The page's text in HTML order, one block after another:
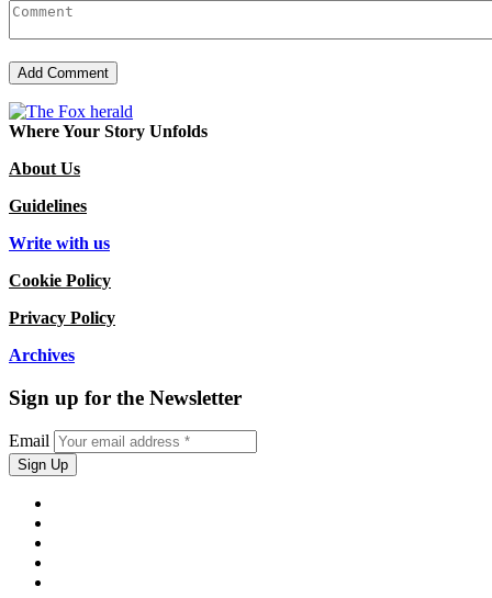
Where Your Story Unfolds
About Us
Guidelines
Write with us
Cookie Policy
Privacy Policy
Archives
Sign up for the Newsletter
Email